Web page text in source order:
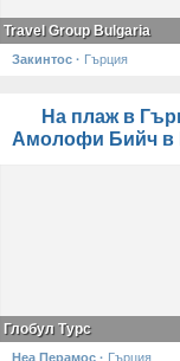
Travel Group Bulgaria
Закинтос · Гърция
На плаж в
Амолофи Бийч в
Глобул Турс
Неа Перамос · Гърция